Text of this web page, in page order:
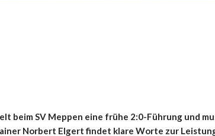
beim SV Meppen eine frühe 2:0-Führung und
Norbert Elgert findet klare Worte zur